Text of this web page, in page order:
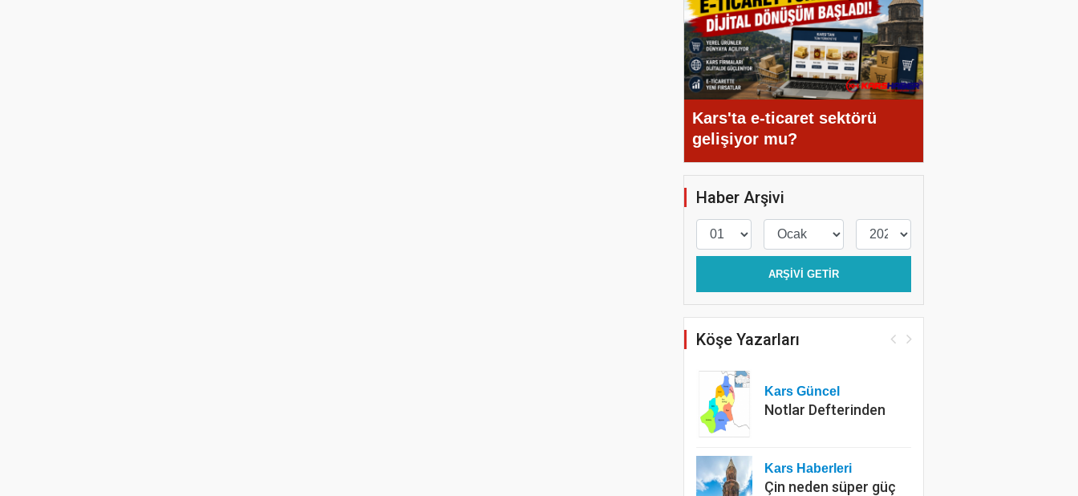
Kars'ta e-ticaret sektörü
gelişiyor mu?
Haber Arşivi
ARŞIVI GETIR
Köşe Yazarları
Kars Güncel
Notlar Defterinden
Kars Haberleri
Çin neden süper güç